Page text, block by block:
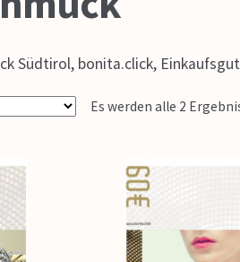
Südtirol, bonita.click,
Es werden alle 2